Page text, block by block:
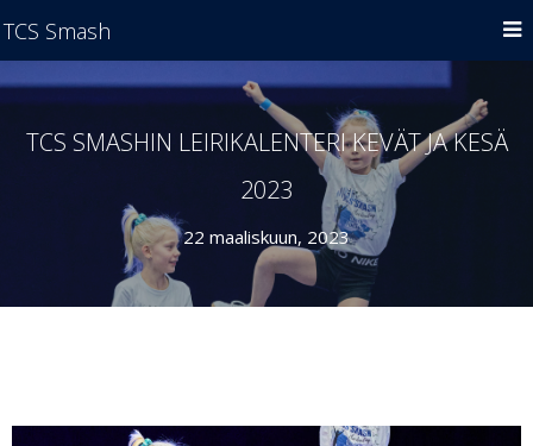
TCS SMASHIN LEIRIKALENTERI KEVÄT JA KESÄ
2023
22 maaliskuun, 2023
TCS Smash